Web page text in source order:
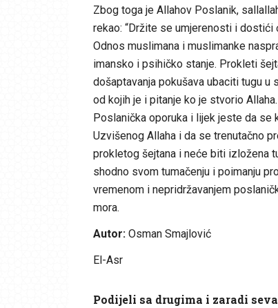
Zbog toga je Allahov Poslanik,
rekao: “Držite se umjerenosti i dostići
Odnos muslimana i muslimanke
imansko i psihičko stanje. Prokleti
došaptavanja pokušava ubaciti tugu
od kojih je i pitanje ko je stvorio Allaha.
Poslanička oporuka i lijek jeste da se
Uzvišenog Allaha i da se trenutačno
prokletog šejtana i neće biti izložena
shodno svom tumačenju i poimanju
vremenom i nepridržavanjem
mora.
Autor:Osman Smajlović
El-Asr
Podijeli sa drugima i zaradi